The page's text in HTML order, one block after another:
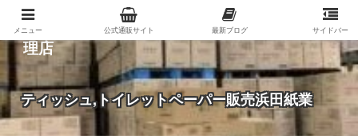
紙（家庭紙・包装紙・印刷用紙など）の総合代
理店
ティッシュ,トイレットペーパー販売浜田紙業
メニュー 公式通販サイト 最新ブログ サイドバー